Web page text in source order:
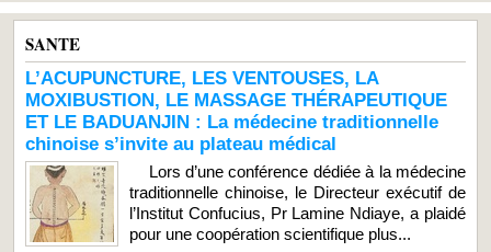
SANTE
L’ACUPUNCTURE, LES VENTOUSES, LA
MOXIBUSTION, LE MASSAGE THÉRAPEUTIQUE
ET LE BADUANJIN : La médecine traditionnelle
chinoise s’invite au plateau médical
Lors d’une conférence dédiée à la médecine
traditionnelle chinoise, le Directeur exécutif de
l’Institut Confucius, Pr Lamine Ndiaye, a plaidé
pour une coopération scientifique plus...